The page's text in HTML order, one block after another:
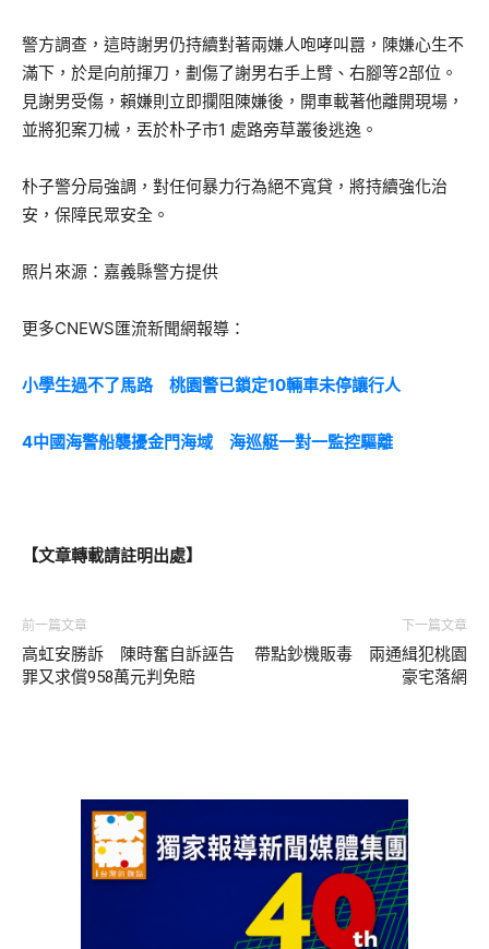
警方調查，這時謝男仍持續對著兩嫌人咆哮叫囂，陳嫌心生不
滿下，於是向前揮刀，劃傷了謝男右手上臂、右腳等2部位。
見謝男受傷，賴嫌則立即攔阻陳嫌後，開車載著他離開現場，
並將犯案刀械，丟於朴子市1 處路旁草叢後逃逸。
朴子警分局強調，對任何暴力行為絕不寬貸，將持續強化治
安，保障民眾安全。
照片來源：嘉義縣警方提供
更多CNEWS匯流新聞網報導：
小學生過不了馬路 桃園警已鎖定10輛車未停讓行人
4中國海警船襲擾金門海域 海巡艇一對一監控驅離
【文章轉載請註明出處】
前一篇文章
高虹安勝訴 陳時奮自訴誣告
罪又求償958萬元判免賠
下一篇文章
帶點鈔機販毒 兩通緝犯桃園
豪宅落網